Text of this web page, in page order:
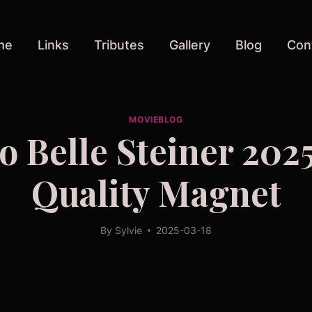
Links Tributes Gallery Blog
MOVIEBLOG
Belle Steiner
Quality Magnet
By Sylvie 2025-03-18